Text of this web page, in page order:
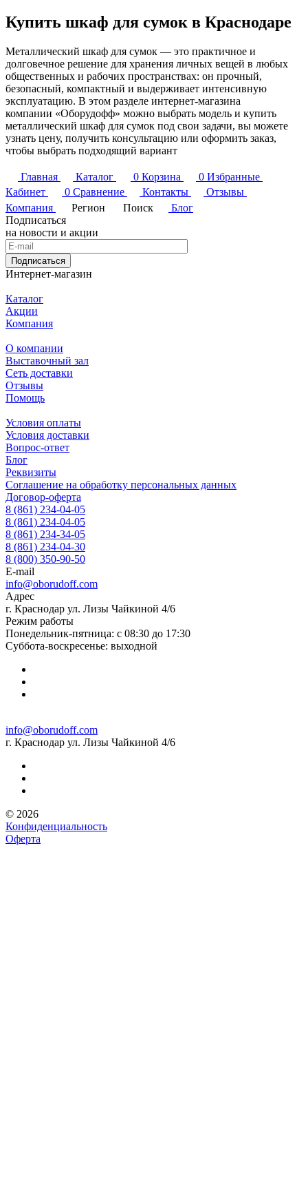
Купить шкаф для сумок в Краснодаре
Металлический шкаф для сумок — это практичное и
долговечное решение для хранения личных вещей в любых
общественных и рабочих пространствах: он прочный,
безопасный, компактный и выдерживает интенсивную
эксплуатацию. В этом разделе интернет-магазина
компании «Оборудофф» можно выбрать модель и купить
металлический шкаф для сумок под свои задачи, вы можете
узнать цену, получить консультацию или оформить заказ,
чтобы выбрать подходящий вариант
Главная Каталог 0 Корзина 0 Избранные
Кабинет
0 Сравнение Контакты
Отзывы
Компания
Регион Поиск
Блог
Подписаться
на новости и акции
Подписаться
Интернет-магазин
Каталог
Акции
Компания
О компании
Выставочный зал
Сеть доставки
Отзывы
Помощь
Условия оплаты
Условия доставки
Вопрос-ответ
Блог
Реквизиты
Соглашение на обработку персональных данных
Договор-оферта
8 (861) 234-04-05
8 (861) 234-04-05
8 (861) 234-34-05
8 (861) 234-04-30
8 (800) 350-90-50
E-mail
info@oborudoff.com
Адрес
г. Краснодар ул. Лизы Чайкиной 4/6
Режим работы
Понедельник-пятница: с 08:30 до 17:30
Суббота-воскресенье: выходной
info@oborudoff.com
г. Краснодар ул. Лизы Чайкиной 4/6
© 2026
Конфиденциальность
Оферта